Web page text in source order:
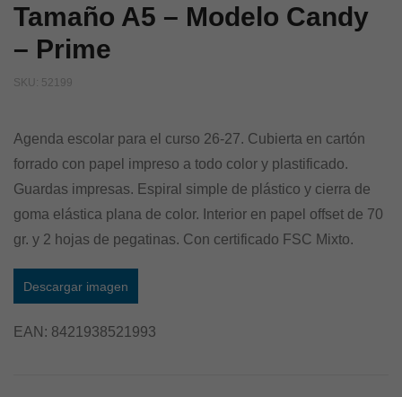
Tamaño A5 – Modelo Candy
– Prime
SKU: 52199
Agenda escolar para el curso 26-27. Cubierta en cartón
forrado con papel impreso a todo color y plastificado.
Guardas impresas. Espiral simple de plástico y cierra de
goma elástica plana de color. Interior en papel offset de 70
gr. y 2 hojas de pegatinas. Con certificado FSC Mixto.
Descargar imagen
EAN: 8421938521993